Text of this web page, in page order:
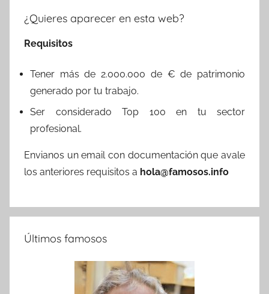
¿Quieres aparecer en esta web?
Requisitos
Tener más de 2.000.000 de € de patrimonio
generado por tu trabajo.
Ser considerado Top 100 en tu sector
profesional.
Envianos un email con documentación que avale
los anteriores requisitos a hola@famosos.info
Últimos famosos